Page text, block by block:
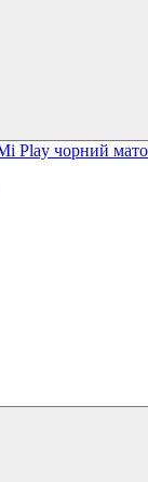
Play чорний